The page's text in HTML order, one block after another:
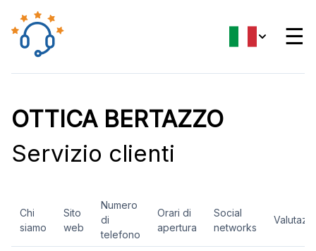
☰
OTTICA BERTAZZO
Servizio clienti
Chi
siamo
Sito
web
Numero
di
telefono
Orari di
apertura
Social
networks